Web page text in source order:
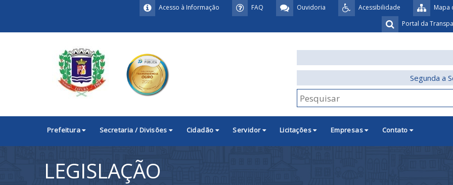
Mapa
Acessibilidade
Ouvidoria
FAQ
Acesso à Informação
Portal da
Segunda a
Prefeitura Secretaria / Divisões Cidadão Servidor Licitações Empresas Contato
LEGISLAÇÃO